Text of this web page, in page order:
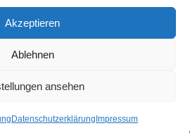
Akzeptieren
Ablehnen
ansehen
Datenschutzerklärung Impressum
in den Whiskys des Monats.
|Impressum|Datenschutz